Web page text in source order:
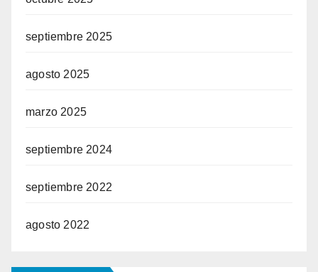
septiembre 2025
agosto 2025
marzo 2025
septiembre 2024
septiembre 2022
agosto 2022